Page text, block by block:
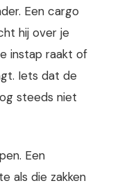
Een cargo
hij over je
instap raakt of
Iets dat de
steeds niet
Een
als die zakken